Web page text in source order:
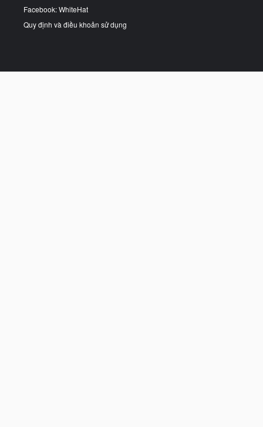
Facebook: WhiteHat
Quy định và điều khoản sử dụng